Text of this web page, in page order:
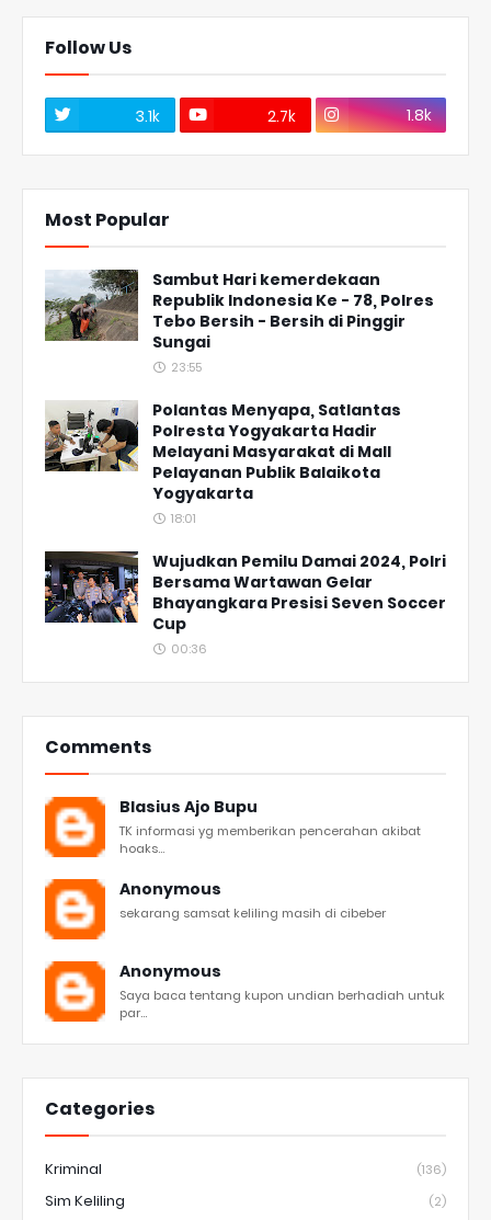
Follow Us
3.1k 2.7k 1.8k
Most Popular
Sambut Hari kemerdekaan
Republik Indonesia Ke - 78, Polres
Tebo Bersih - Bersih di Pinggir
Sungai
23:55
Polantas Menyapa, Satlantas
Polresta Yogyakarta Hadir
Melayani Masyarakat di Mall
Pelayanan Publik Balaikota
Yogyakarta
18:01
Wujudkan Pemilu Damai 2024, Polri
Bersama Wartawan Gelar
Bhayangkara Presisi Seven Soccer
Cup
00:36
Comments
Blasius Ajo Bupu
TK informasi yg memberikan pencerahan akibat
hoaks...
Anonymous
sekarang samsat keliling masih di cibeber
Anonymous
Saya baca tentang kupon undian berhadiah untuk
par...
Categories
Kriminal (136)
Sim Keliling (2)